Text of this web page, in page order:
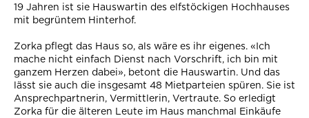
19 Jahren ist sie Hauswartin des elfstöckigen Hochhauses
mit begrüntem Hinterhof.
Zorka pflegt das Haus so, als wäre es ihr eigenes. «Ich
mache nicht einfach Dienst nach Vorschrift, ich bin mit
ganzem Herzen dabei», betont die Hauswartin. Und das
lässt sie auch die insgesamt 48 Mietparteien spüren. Sie ist
Ansprechpartnerin, Vermittlerin, Vertraute. So erledigt
Zorka für die älteren Leute im Haus manchmal Einkäufe